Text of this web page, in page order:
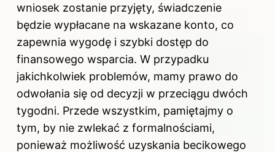
wniosek zostanie przyjęty, świadczenie
będzie wypłacane na wskazane konto, co
zapewnia wygodę i szybki dostęp do
finansowego wsparcia. W przypadku
jakichkolwiek problemów, mamy prawo do
odwołania się od decyzji w przeciągu dwóch
tygodni. Przede wszystkim, pamiętajmy o
tym, by nie zwlekać z formalnościami,
ponieważ możliwość uzyskania becikowego